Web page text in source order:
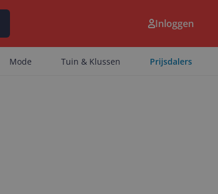
Inloggen
Mode Tuin & Klussen Prijsdalers